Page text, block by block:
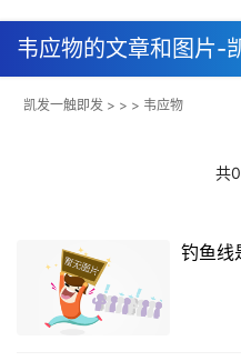
韦应物的文章和图片-
凯发一触即发 > > > 韦应物
共
钓鱼线